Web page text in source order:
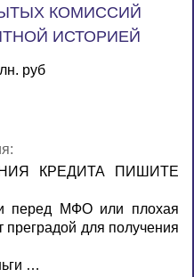
КОМИССИЙ
ИСТОРИЕЙ
руб
КРЕДИТА ПИШИТЕ
перед МФО или плохая
преградой для получения
…